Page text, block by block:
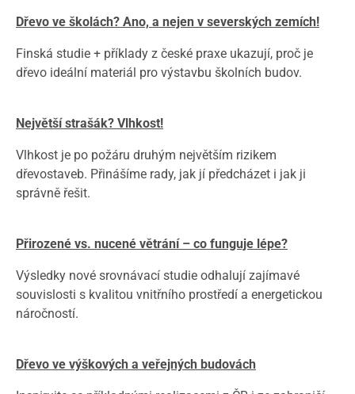
Dřevo ve školách? Ano, a nejen v severských zemích!
Finská studie + příklady z české praxe ukazují, proč je
dřevo ideální materiál pro výstavbu školních budov.
Největší strašák? Vlhkost!
Vlhkost je po požáru druhým největším rizikem
dřevostaveb. Přinášíme rady, jak jí předcházet i jak ji
správně řešit.
Přirozené vs. nucené větrání – co funguje lépe?
Výsledky nové srovnávací studie odhalují zajímavé
souvislosti s kvalitou vnitřního prostředí a energetickou
náročností.
Dřevo ve výškových a veřejných budovách